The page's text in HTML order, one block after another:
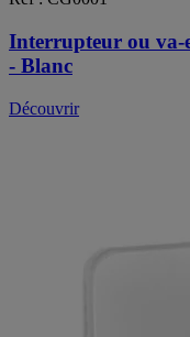
Interrupteur ou va-
- Blanc
Découvrir